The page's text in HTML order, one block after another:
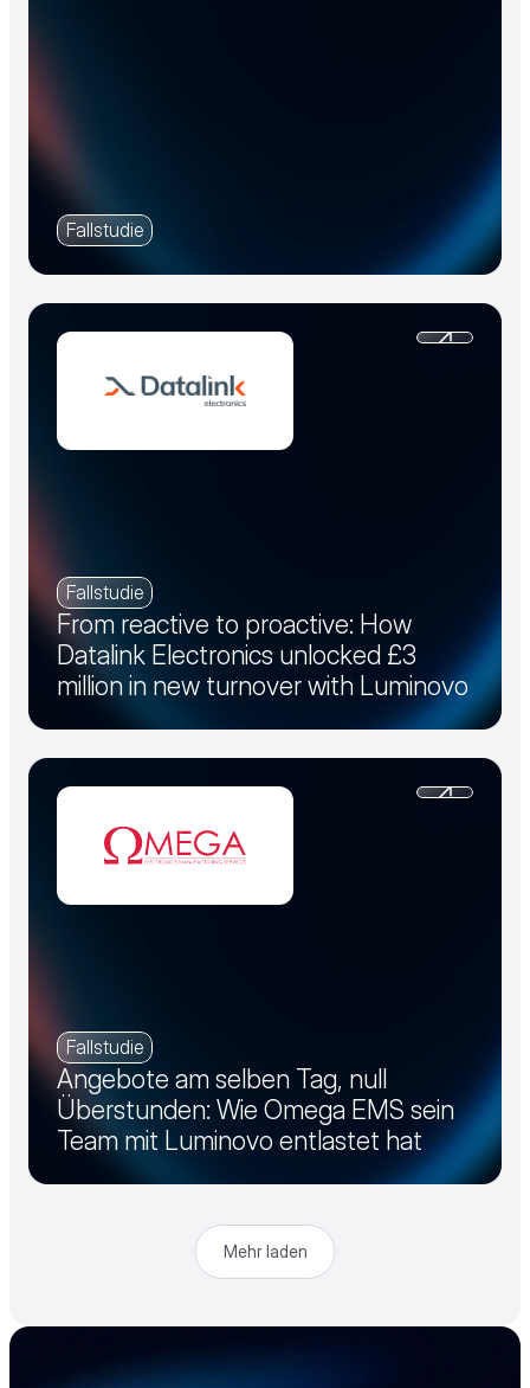
Fallstudie
Fallstudie
From reactive to proactive: How
Datalink Electronics unlocked £3
million in new turnover with Luminovo
Fallstudie
Angebote am selben Tag, null
Überstunden: Wie Omega EMS sein
Team mit Luminovo entlastet hat
Mehr laden